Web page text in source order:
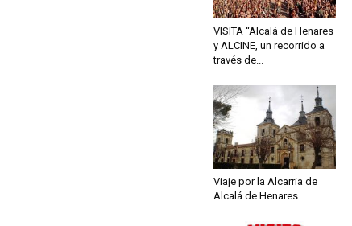
VISITA “Alcalá de Henares
y ALCINE, un recorrido a
través de...
Viaje por la Alcarria de
Alcalá de Henares